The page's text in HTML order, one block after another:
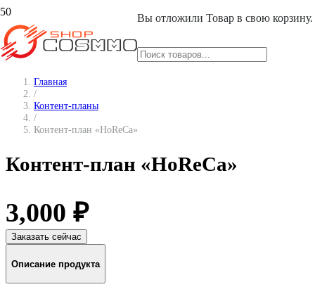
Вы отложили Товар в свою корзину.
Главная
/
Контент-планы
/
Контент-план «HoReCa»
Контент-план «HoReCa»
3,000 ₽
Заказать сейчас
Описание продукта